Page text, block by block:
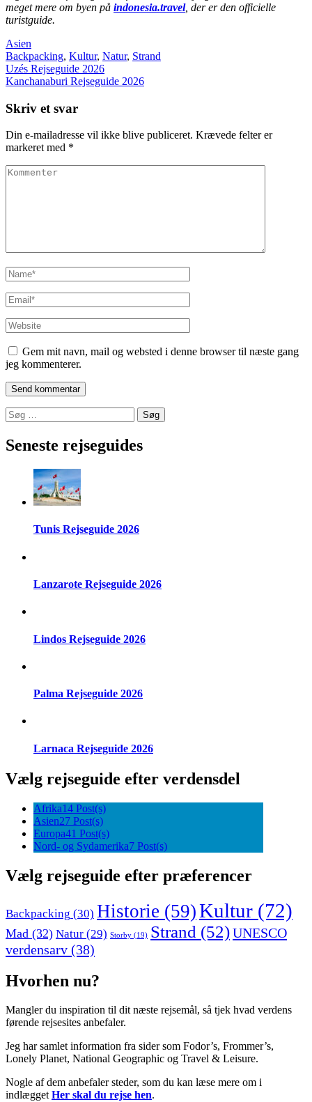
meget mere om byen på indonesia.travel, der er den officielle
turistguide.
Asien
Backpacking, Kultur, Natur, Strand
Indlægsnavigation
Uzés Rejseguide 2026
Kanchanaburi Rejseguide 2026
Skriv et svar
Din e-mailadresse vil ikke blive publiceret. Krævede felter er
markeret med *
Kommenter
Name*
Email*
Website
Gem mit navn, mail og websted i denne browser til næste gang
jeg kommenterer.
Søg
efter:
Seneste rejseguides
Tunis Rejseguide 2026
Lanzarote Rejseguide 2026
Lindos Rejseguide 2026
Palma Rejseguide 2026
Larnaca Rejseguide 2026
Vælg rejseguide efter verdensdel
Afrika14 Post(s)
Asien27 Post(s)
Europa41 Post(s)
Nord- og Sydamerika7 Post(s)
Vælg rejseguide efter præferencer
Backpacking (30) Historie (59)Kultur (72)
Mad (32) Natur (29) Storby (19) Strand (52)UNESCO
verdensarv (38)
Hvorhen nu?
Mangler du inspiration til dit næste rejsemål, så tjek hvad verdens
førende rejsesites anbefaler.
Jeg har samlet information fra sider som Fodor’s, Frommer’s,
Lonely Planet, National Geographic og Travel & Leisure.
Nogle af dem anbefaler steder, som du kan læse mere om i
indlæggetHer skal du rejse hen.